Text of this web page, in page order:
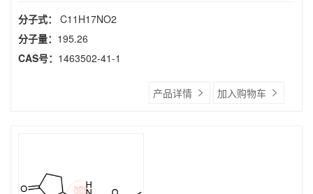
分子式： C11H17NO2
分子量： 195.26
CAS号： 1463502-41-1
产品详情 加入购物车